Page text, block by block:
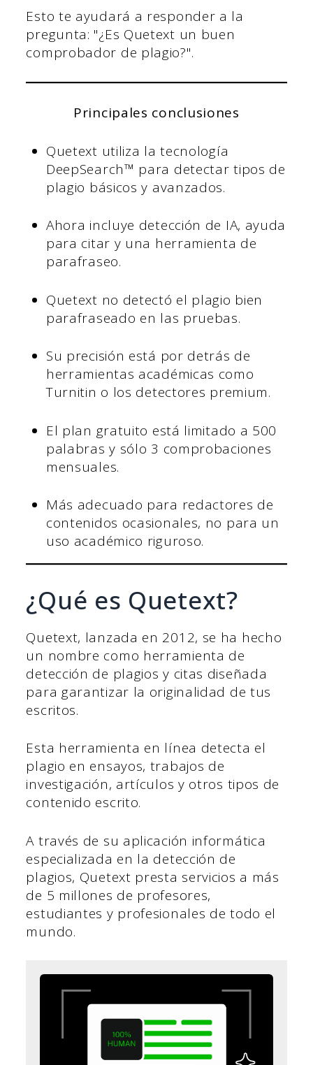
Esto te ayudará a responder a la
pregunta: "¿Es Quetext un buen
comprobador de plagio?".
Principales conclusiones
Quetext utiliza la tecnología
DeepSearch™ para detectar tipos de
plagio básicos y avanzados.
Ahora incluye detección de IA, ayuda
para citar y una herramienta de
parafraseo.
Quetext no detectó el plagio bien
parafraseado en las pruebas.
Su precisión está por detrás de
herramientas académicas como
Turnitin o los detectores premium.
El plan gratuito está limitado a 500
palabras y sólo 3 comprobaciones
mensuales.
Más adecuado para redactores de
contenidos ocasionales, no para un
uso académico riguroso.
¿Qué es Quetext?
Quetext, lanzada en 2012, se ha hecho
un nombre como herramienta de
detección de plagios y citas diseñada
para garantizar la originalidad de tus
escritos.
Esta herramienta en línea detecta el
plagio en ensayos, trabajos de
investigación, artículos y otros tipos de
contenido escrito.
A través de su aplicación informática
especializada en la detección de
plagios, Quetext presta servicios a más
de 5 millones de profesores,
estudiantes y profesionales de todo el
mundo.